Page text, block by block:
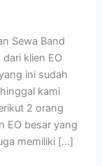
Sewa Band
klien EO
ini sudah
kami
2 orang
EO besar yang
memiliki […]